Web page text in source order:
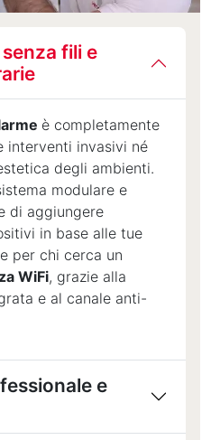
fili e
è completamente
interventi invasivi né
degli ambienti.
modulare e
di aggiungere
in base alle tue
per chi cerca un
WiFi, grazie alla
e al canale anti-
e